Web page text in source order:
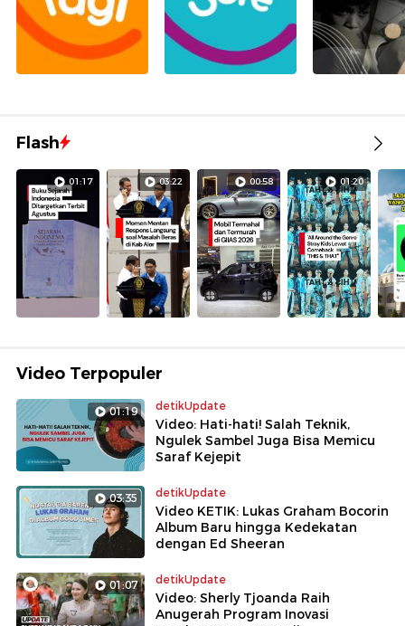
Flash
01:17 03:22 00:58 01:20
Video Terpopuler
01:19 detikUpdate
Video: Hati-hati! Salah Teknik,
Ngulek Sambel Juga Bisa Memicu
Saraf Kejepit
03:35 detikUpdate
Video KETIK: Lukas Graham Bocorin
Album Baru hingga Kedekatan
dengan Ed Sheeran
01:07 detikUpdate
Video: Sherly Tjoanda Raih
Anugerah Program Inovasi